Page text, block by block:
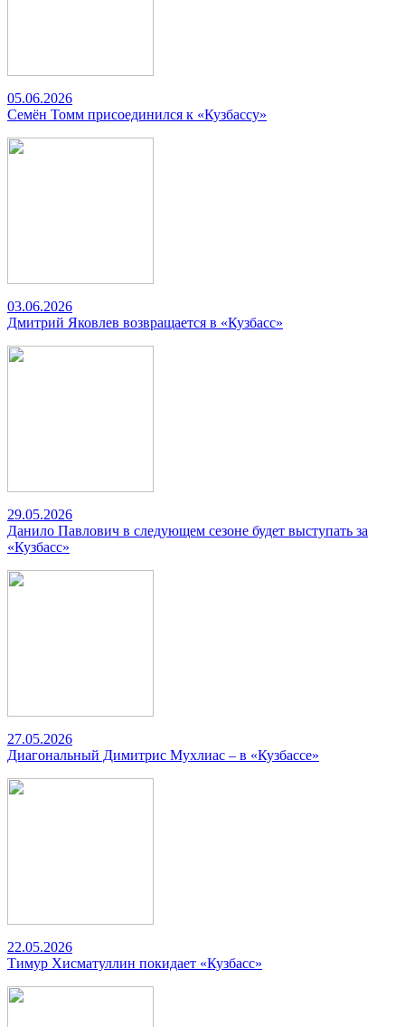
05.06.2026
Семён Томм присоединился к «Кузбассу»
03.06.2026
Дмитрий Яковлев возвращается в «Кузбасс»
29.05.2026
Данило Павлович в следующем сезоне будет выступать за
«Кузбасс»
27.05.2026
Диагональный Димитрис Мухлиас – в «Кузбассе»
22.05.2026
Тимур Хисматуллин покидает «Кузбасс»